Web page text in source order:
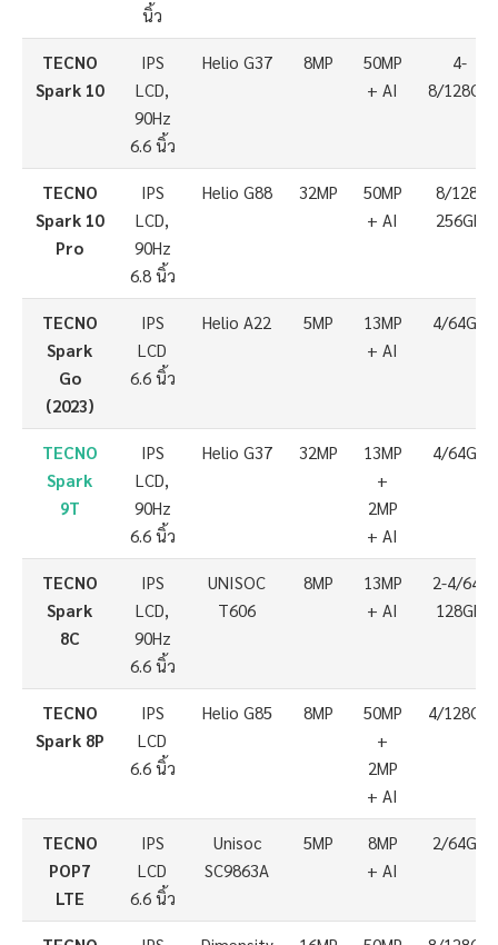
นิ้ว
TECNO
Spark 10
IPS
LCD,
90Hz
6.6 นิ้ว
Helio G37 8MP
50MP
+ AI
4-
8/128GB
TECNO
Spark 10
Pro
IPS
LCD,
90Hz
6.8 นิ้ว
Helio G88 32MP
50MP
+ AI
8/128-
256GB
TECNO
Spark
Go
(2023)
IPS
LCD
6.6 นิ้ว
Helio A22 5MP
13MP
+ AI
4/64GB
TECNO
Spark
9T
IPS
LCD,
90Hz
6.6 นิ้ว
Helio G37 32MP
13MP
+
2MP
+ AI
4/64GB
TECNO
Spark
8C
IPS
LCD,
90Hz
6.6 นิ้ว
UNISOC
T606
8MP
13MP
+ AI
2-4/64-
128GB
TECNO
Spark 8P
IPS
LCD
6.6 นิ้ว
Helio G85 8MP
50MP
+
2MP
+ AI
4/128GB
TECNO
POP7
LTE
IPS
LCD
6.6 นิ้ว
Unisoc
SC9863A
5MP
8MP
+ AI
2/64GB